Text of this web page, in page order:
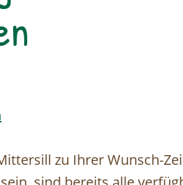
zu Ihrer Wunsch-